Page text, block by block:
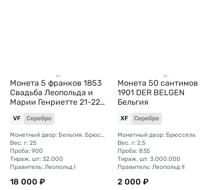
Монета 5 франков 1853
Свадьба Леопольда и
Марии Генриетте 21-22
Бельгия
VF Серебро
Монетный двор: Бельгия, Брюссель
Вес, г: 25
Проба: 900
Тираж, шт: 32.000
Правитель: Леопольд I
18 000 ₽
Монета 50 сантимов
1901 DER BELGEN
Бельгия
XF Серебро
Монетный двор: Брюссель
Вес, г: 2,5
Проба: 835
Тираж, шт: 3.000.000
Правитель: Леопольд II
2 000 ₽